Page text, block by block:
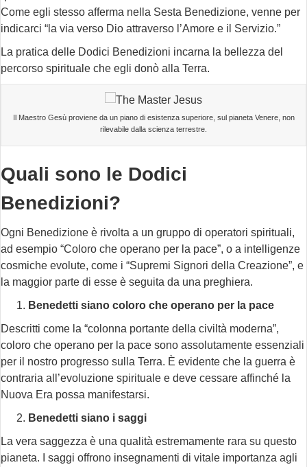
Come egli stesso afferma nella Sesta Benedizione, venne per
indicarci “la via verso Dio attraverso l’Amore e il Servizio.”
La pratica delle Dodici Benedizioni incarna la bellezza del
percorso spirituale che egli donò alla Terra.
Il Maestro Gesù proviene da un piano di esistenza superiore, sul pianeta Venere, non
rilevabile dalla scienza terrestre.
Quali sono le Dodici
Benedizioni?
Ogni Benedizione è rivolta a un gruppo di operatori spirituali,
ad esempio “Coloro che operano per la pace”, o a intelligenze
cosmiche evolute, come i “Supremi Signori della Creazione”, e
la maggior parte di esse è seguita da una preghiera.
Benedetti siano coloro che operano per la pace
Descritti come la “colonna portante della civiltà moderna”,
coloro che operano per la pace sono assolutamente essenziali
per il nostro progresso sulla Terra. È evidente che la guerra è
contraria all’evoluzione spirituale e deve cessare affinché la
Nuova Era possa manifestarsi.
Benedetti siano i saggi
La vera saggezza è una qualità estremamente rara su questo
pianeta. I saggi offrono insegnamenti di vitale importanza agli